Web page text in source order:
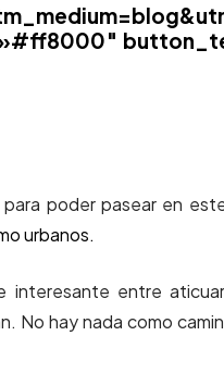
poder pasear en
urbanos.
interesante entre
No hay nada como